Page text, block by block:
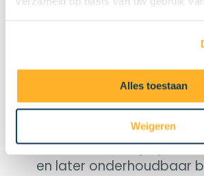
Alles toestaan
Weigeren
verder gaat dan een
niet alleen in het
oude constructie, maar
het ontwerpen van een
opstelling die technisch
uitvoerbaar, degelijk
en later onderhoudbaar